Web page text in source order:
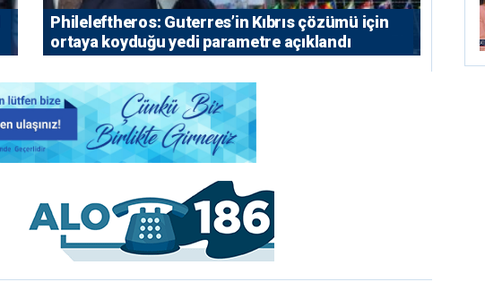
Phileleftheros: Guterres’in Kıbrıs çözümü için
ortaya koyduğu yedi parametre açıklandı